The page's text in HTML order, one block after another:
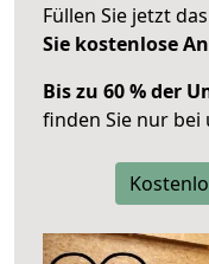
Füllen Sie jetzt
Sie kostenlose
Bis zu 60 % der
finden Sie nur bei